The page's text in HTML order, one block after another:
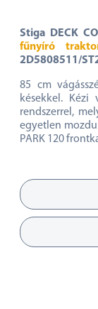
Stiga DECK
fűnyíró
2D5808511/
85 cm
késekkel. Kézi
rendszerrel,
egyetlen
PARK 120